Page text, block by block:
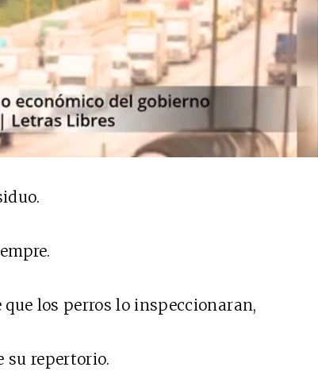
que los perros lo inspeccionaran,
su repertorio.